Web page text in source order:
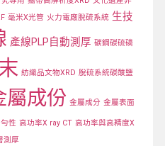
毫米X光管 火力電廠脫硫系統 生技
產線PLP自動測厚 碳鋼碳硫磷
紡織品文物XRD 脫硫系統碳酸鹽
屬成份 金屬成分 金屬表面
性 高功率X ray CT 高功率與高精度X
測厚